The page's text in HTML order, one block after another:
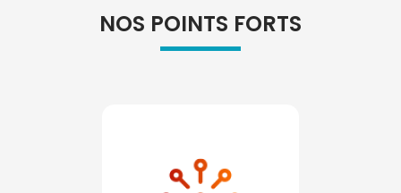
NOS POINTS FORTS